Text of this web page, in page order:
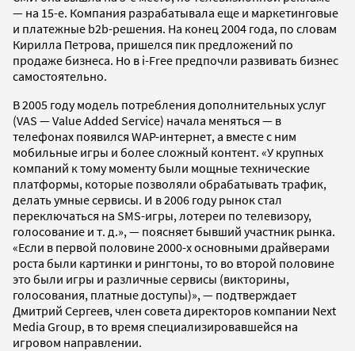
— на 15-е. Компания разрабатывала еще и маркетинговые
и платежные b2b-решения. На конец 2004 года, по словам
Кирилла Петрова, пришелся пик предложений по
продаже бизнеса. Но в i-Free предпочли развивать бизнес
самостоятельно.
В 2005 году модель потребления дополнительных услуг
(VAS — Value Added Service) начала меняться — в
телефонах появился WAP-интернет, а вместе с ним
мобильные игры и более сложный контент. «У крупных
компаний к тому моменту были мощные технические
платформы, которые позволяли обрабатывать трафик,
делать умные сервисы. И в 2006 году рынок стал
переключаться на SMS-игры, лотереи по телевизору,
голосование и т. д.», — поясняет бывший участник рынка.
«Если в первой половине 2000-х основными драйверами
роста были картинки и рингтоны, то во второй половине
это были игры и различные сервисы (викторины,
голосования, платные доступы)», — подтверждает
Дмитрий Сергеев, член совета директоров компании Next
Media Group, в то время специализировавшейся на
игровом направлении.